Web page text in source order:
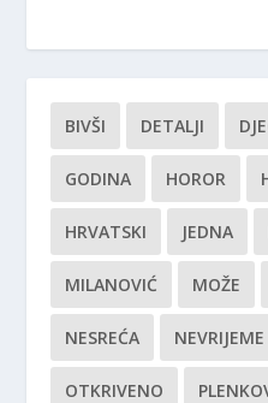
BIVŠI DETALJI
GODINA HOROR
HRVATSKI JEDNA
MILANOVIĆ MOŽE
NESREĆA NEVRIJEME
OTKRIVENO